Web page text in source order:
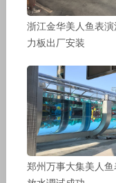
浙江金华美人鱼表
力板出厂安装
郑州万事大集美人